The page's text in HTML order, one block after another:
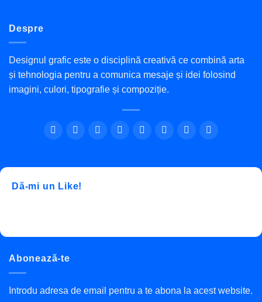
LukOil
Despre
Designul grafic este o disciplină creativă ce combină arta
și tehnologia pentru a comunica mesaje și idei folosind
imagini, culori, tipografie și compoziție.
Dă-mi un Like!
Abonează-te
Introdu adresa de email pentru a te abona la acest website.